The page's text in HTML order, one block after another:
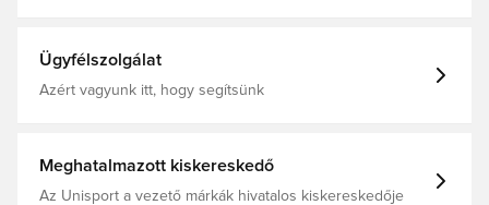
Ügyfélszolgálat
Azért vagyunk itt, hogy segítsünk
Meghatalmazott kiskereskedő
Az Unisport a vezető márkák hivatalos kiskereskedője